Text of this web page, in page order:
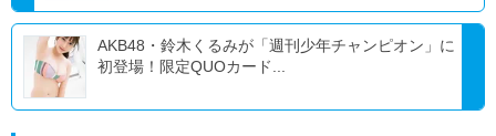
AKB48・鈴木くるみが「週刊少年チャンピオン」に
初登場！限定QUOカード...